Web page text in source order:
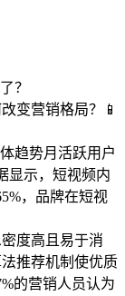
？
变营销格局？📱
趋势月活跃用户
显示，短视频内
，品牌在短视
度高且易于消
推荐机制使优质
的营销人员认为